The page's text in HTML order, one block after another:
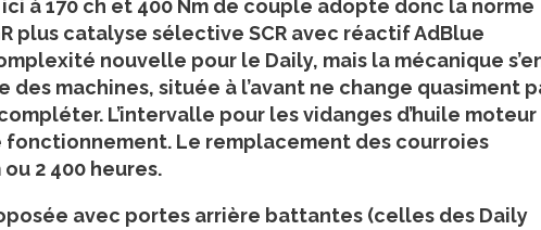
à 170 ch et 400 Nm de couple adopte donc la norme
plus catalyse sélective SCR avec réactif AdBlue
nouvelle pour le Daily, mais la mécanique
machines, située à l’avant ne change quasiment
L’intervalle pour les vidanges d’huile moteur
fonctionnement. Le remplacement des courroies
ou 2 400 heures.
avec portes arrière battantes (celles des Daily